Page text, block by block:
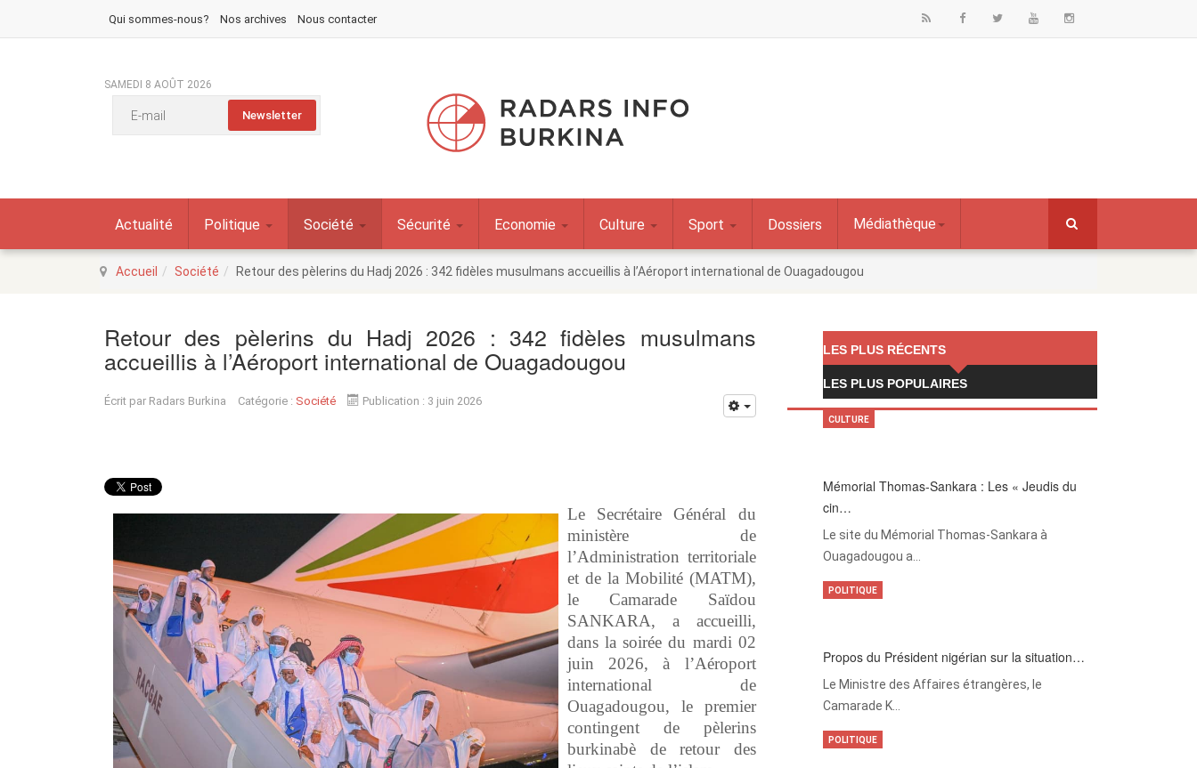
Qui sommes-nous? Nos archives Nous contacter
SAMEDI 8 AOÛT 2026
Actualité Politique Société Sécurité Economie Culture Sport Dossiers Médiathèque
Accueil Société Retour des pèlerins du Hadj 2026 : 342 fidèles musulmans accueillis à l’Aéroport international de Ouagadougou
Retour des pèlerins du Hadj 2026 : 342 fidèles musulmans
accueillis à l’Aéroport international de Ouagadougou
Écrit par Radars Burkina Catégorie : Société Publication : 3 juin 2026
Le Secrétaire Général du
ministère de
l’Administration territoriale
et de la Mobilité (MATM),
le Camarade Saïdou
SANKARA, a accueilli,
dans la soirée du mardi 02
juin 2026, à l’Aéroport
international de
Ouagadougou, le premier
contingent de pèlerins
burkinabè de retour des
LES PLUS RÉCENTS
LES PLUS POPULAIRES
Mémorial Thomas-Sankara : Les « Jeudis du
cin…
Le site du Mémorial Thomas-Sankara à
Ouagadougou a…
CULTURE
Propos du Président nigérian sur la situation…
Le Ministre des Affaires étrangères, le
Camarade K…
POLITIQUE
POLITIQUE